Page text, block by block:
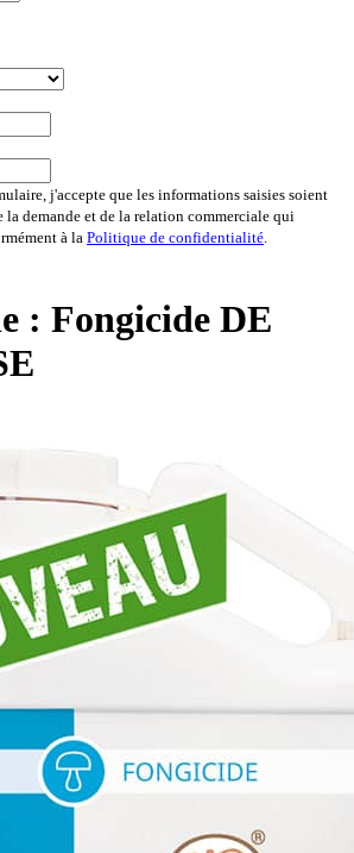
j'accepte que les informations saisies soient
la demande et de la relation commerciale qui
à la Politique de confidentialité.
: Fongicide DE